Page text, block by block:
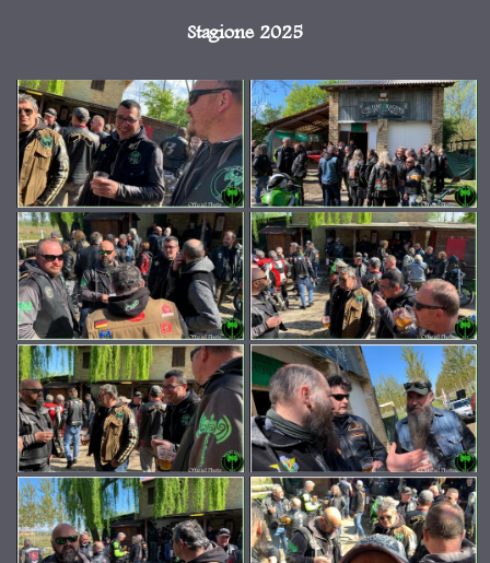
Stagione 2025